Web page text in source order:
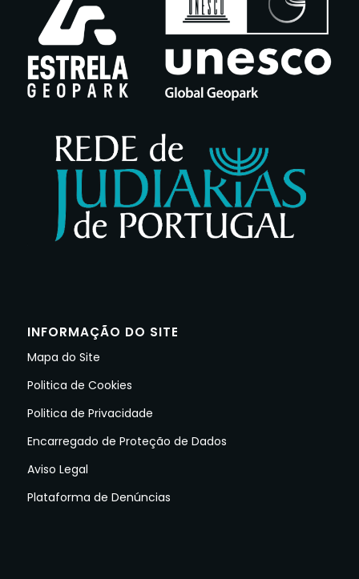
INFORMAÇÃO DO SITE
Mapa do Site
Politica de Cookies
Politica de Privacidade
Encarregado de Proteção de Dados
Aviso Legal
Plataforma de Denúncias